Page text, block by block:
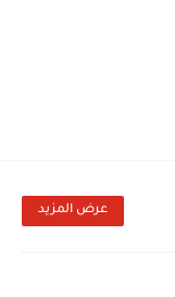
عرض المزيد